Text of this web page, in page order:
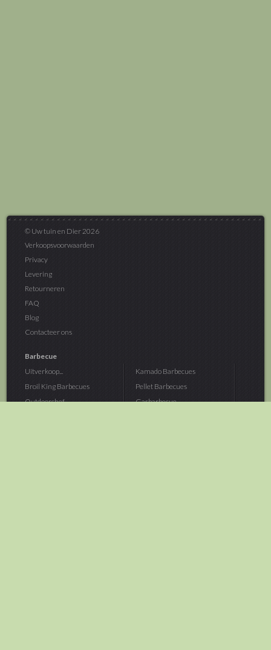
© Uw tuin en Dier 2026
Verkoopsvoorwaarden
Privacy
Levering
Retourneren
FAQ
Blog
Contacteer ons
Barbecue
Uitverkoop...
Broil King Barbecues
Outdoorchef...
Kamado Barbecues
Pellet Barbecues
Gasbarbecue